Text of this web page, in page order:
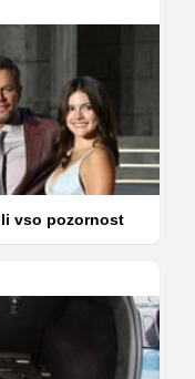
vso pozornost